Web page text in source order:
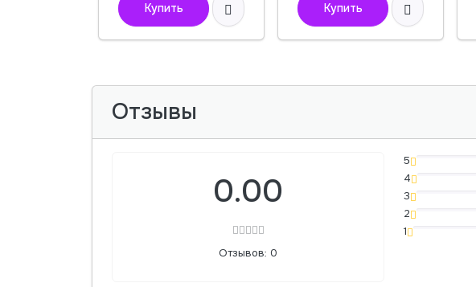
Купить Купить
Отзывы
0.00
Отзывов: 0
5
4
3
2
1